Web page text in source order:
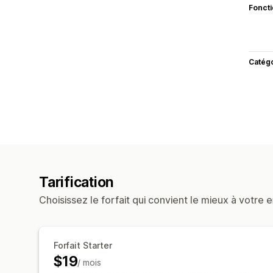
Tarification
Choisissez le forfait qui convient le mieux à votre
Forfait Starter
$19/ mois